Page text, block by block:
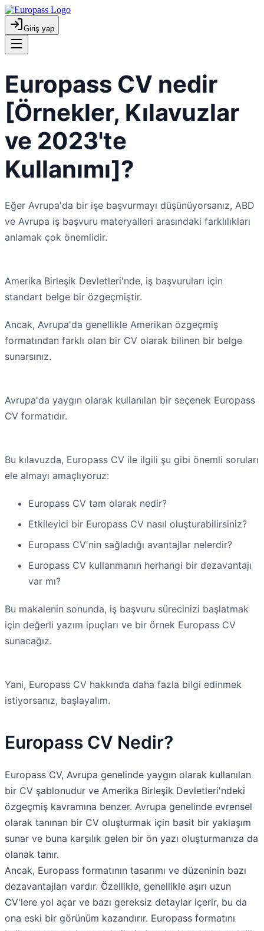
Giriş yap
Europass CV nedir
[Örnekler, Kılavuzlar
ve 2023'te
Kullanımı]?
Eğer Avrupa'da bir işe başvurmayı düşünüyorsanız, ABD
ve Avrupa iş başvuru materyalleri arasındaki farklılıkları
anlamak çok önemlidir.
Amerika Birleşik Devletleri'nde, iş başvuruları için
standart belge bir özgeçmiştir.
Ancak, Avrupa'da genellikle Amerikan özgeçmiş
formatından farklı olan bir CV olarak bilinen bir belge
sunarsınız.
Avrupa'da yaygın olarak kullanılan bir seçenek Europass
CV formatıdır.
Bu kılavuzda, Europass CV ile ilgili şu gibi önemli soruları
ele almayı amaçlıyoruz:
Europass CV tam olarak nedir?
Etkileyici bir Europass CV nasıl oluşturabilirsiniz?
Europass CV'nin sağladığı avantajlar nelerdir?
Europass CV kullanmanın herhangi bir dezavantajı
var mı?
Bu makalenin sonunda, iş başvuru sürecinizi başlatmak
için değerli yazım ipuçları ve bir örnek Europass CV
sunacağız.
Yani, Europass CV hakkında daha fazla bilgi edinmek
istiyorsanız, başlayalım.
Europass CV Nedir?
Europass CV, Avrupa genelinde yaygın olarak kullanılan
bir CV şablonudur ve Amerika Birleşik Devletleri'ndeki
özgeçmiş kavramına benzer. Avrupa genelinde evrensel
olarak tanınan bir CV oluşturmak için basit bir yaklaşım
sunar ve buna karşılık gelen bir ön yazı oluşturmanıza da
olanak tanır.
Ancak, Europass formatının tasarımı ve düzeninin bazı
dezavantajları vardır. Özellikle, genellikle aşırı uzun
CV'lere yol açar ve bazı gereksiz detaylar içerir, bu da
ona eski bir görünüm kazandırır. Europass formatını